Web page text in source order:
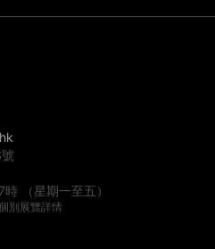
時 （星期一至五）
別展覽詳情